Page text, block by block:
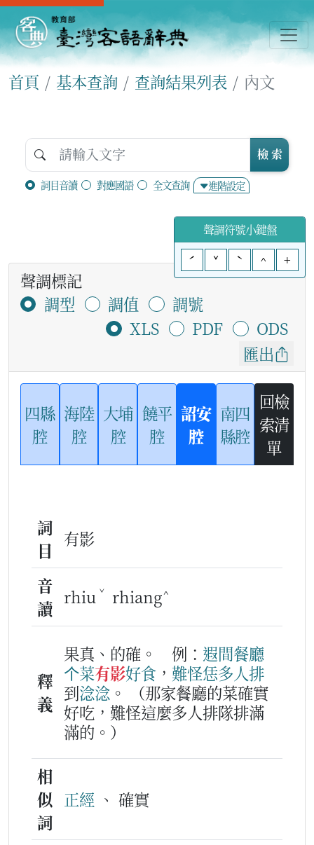
首頁 基本查詢 查詢結果列表 內文
詞目音讀 對應國語 全文查詢 進階設定
檢 索
聲調符號小鍵盤
ˊ
ˇ ˋ ^ +
聲調標記
調型
調值
調號
XLS
PDF
ODS
匯出
四縣
腔
海陸
腔
大埔
腔
饒平
腔
詔安
腔
南四
縣腔
回檢
索清
單
詞
目
有影
音
讀
rhiu ˇ rhiang^
釋
義
果真、的確。 例： 遐間餐廳
个菜有影好食 ， 難怪恁多人排
到淰淰 。
（那家餐廳的菜確實
好吃，難怪這麼多人排隊排滿
滿的。）
相
似
詞
正經 、 確實